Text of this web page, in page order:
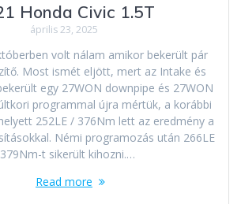
Honda Civic 1.5T
április 23, 2025
volt nálam amikor bekerült pár
Most ismét eljött, mert az Intake és
egy 27WON downpipe és 27WON
programmal újra mértük, a korábbi
252LE / 376Nm lett az eredmény a
Némi programozás után 266LE
t sikerült kihozni.…
Read more